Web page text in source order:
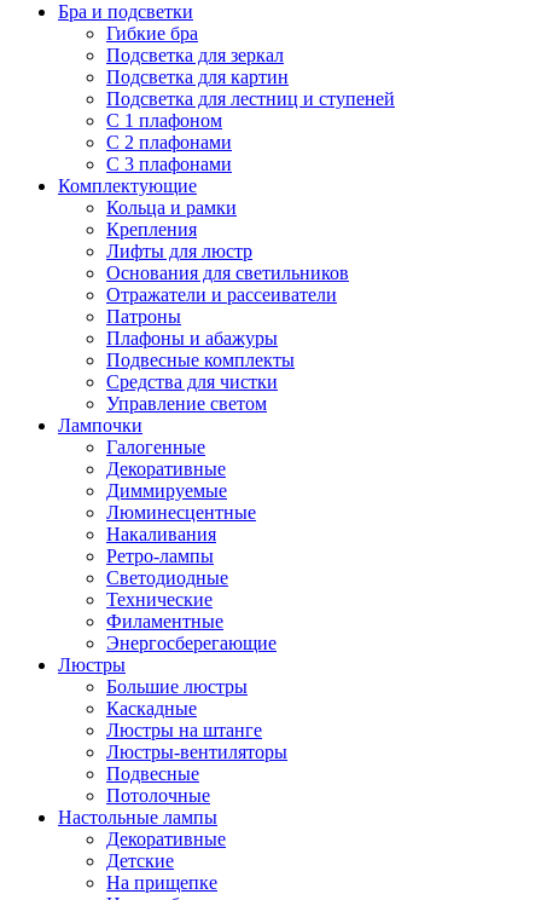
Бра и подсветки
Гибкие бра
Подсветка для зеркал
Подсветка для картин
Подсветка для лестниц и ступеней
С 1 плафоном
С 2 плафонами
С 3 плафонами
Комплектующие
Кольца и рамки
Крепления
Лифты для люстр
Основания для светильников
Отражатели и рассеиватели
Патроны
Плафоны и абажуры
Подвесные комплекты
Средства для чистки
Управление светом
Лампочки
Галогенные
Декоративные
Диммируемые
Люминесцентные
Накаливания
Ретро-лампы
Светодиодные
Технические
Филаментные
Энергосберегающие
Люстры
Большие люстры
Каскадные
Люстры на штанге
Люстры-вентиляторы
Подвесные
Потолочные
Настольные лампы
Декоративные
Детские
На прищепке